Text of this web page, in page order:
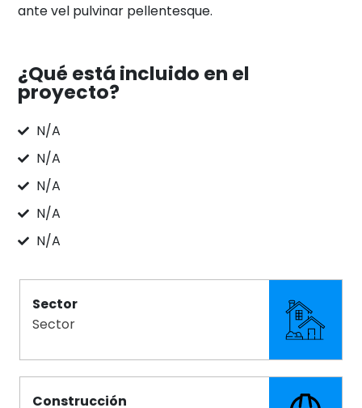
ante vel pulvinar pellentesque.
¿Qué está incluido en el
proyecto?
N/A
N/A
N/A
N/A
N/A
Sector
Sector
Construcción